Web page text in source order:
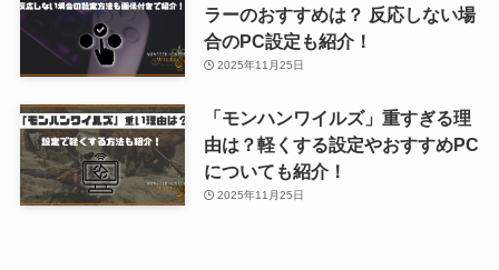
ラーのおすすめは？ 反応しない場
合のPC設定も紹介！
2025年11月25日
「モンハンワイルズ」重すぎる理
由は？軽くする設定やおすすめPC
についても紹介！
2025年11月25日